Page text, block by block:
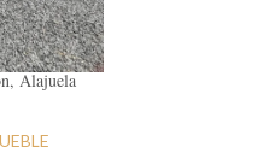
Alajuela